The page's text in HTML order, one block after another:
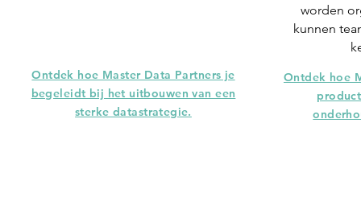
Ontdek hoe Master Data Partners je
begeleidt bij het uitbouwen van een
sterke datastrategie.
worden
kunnen
Ontdek hoe